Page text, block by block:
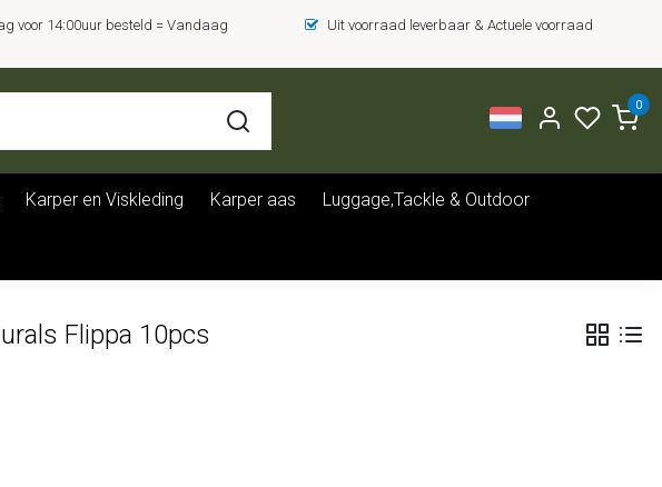
voor 14:00uur besteld = Vandaag
Uit voorraad leverbaar & Actuele voorraad
0
Karper en Viskleding Karper aas Luggage,Tackle & Outdoor
Flippa 10pcs